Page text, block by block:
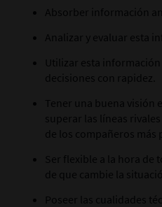
Absorber información
Analizar y evaluar esta
Utilizar esta
decisiones con rapidez.
Tener una buena visión
superar las líneas
de los compañeros más
Ser flexible a la hora de
de que cambie la
Poseer las cualidades